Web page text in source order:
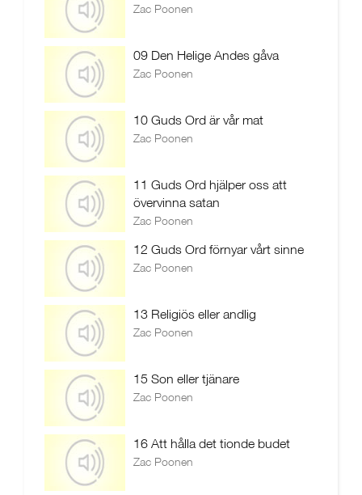
Zac Poonen
09 Den Helige Andes gåva
Zac Poonen
10 Guds Ord är vår mat
Zac Poonen
11 Guds Ord hjälper oss att
övervinna satan
Zac Poonen
12 Guds Ord förnyar vårt sinne
Zac Poonen
13 Religiös eller andlig
Zac Poonen
15 Son eller tjänare
Zac Poonen
16 Att hålla det tionde budet
Zac Poonen